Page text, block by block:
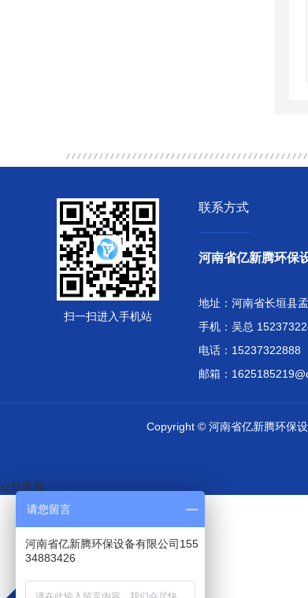
扫一扫进入手机站
联系方式
河南省亿新腾环保
地址：河南省长垣县
手机：吴总
电话：15237322888
邮箱：
Copyright © 河南省亿新腾环保
请您留言
河南省亿新腾环保设备有限公司155
34883426
在线客服